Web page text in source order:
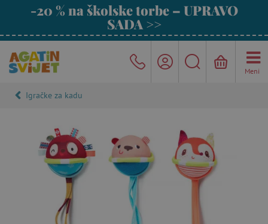
-20 % na školske torbe – UPRAVO
SADA >>
Meni
Igračke za kadu